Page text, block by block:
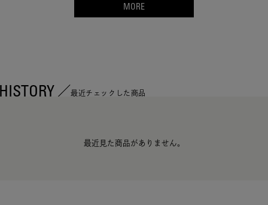
MORE
最近チェックした商品
最近見た商品がありません。